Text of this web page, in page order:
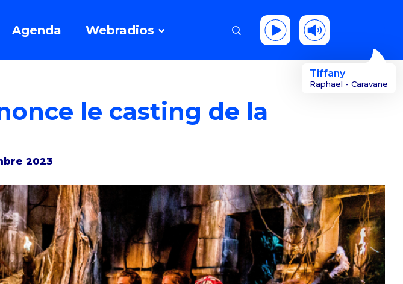
Agenda Webradios
Tiffany
Raphaël - Caravane
le casting de la
2023